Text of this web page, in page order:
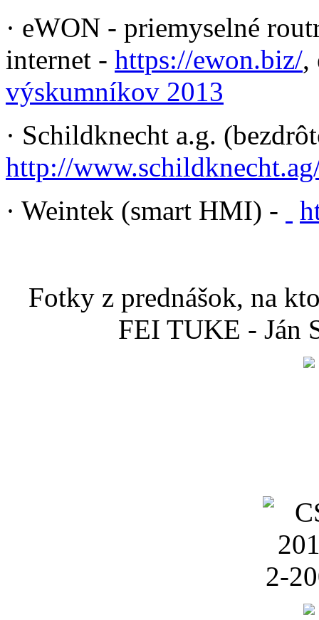
· eWON - priemyselné
internet - https://ewon.biz/,
výskumníkov 2013
· Schildknecht a.g.
http://
· Weintek (smart HMI) -
Fotky z prednášok, na
FEI TUKE - Ján